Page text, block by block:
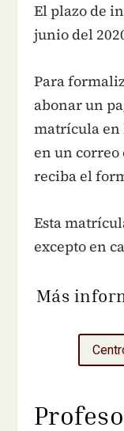
El plazo de
junio del
Para
abonar un
matrícula en
en un correo
reciba el
Esta
excepto en
Más